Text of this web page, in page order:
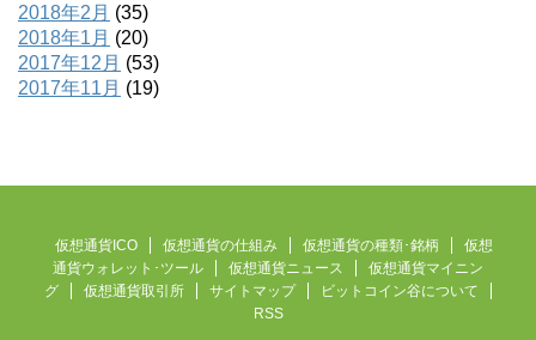
2018年2月 (35)
2018年1月 (20)
2017年12月 (53)
2017年11月 (19)
仮想通貨ICO 仮想通貨の仕組み 仮想通貨の種類･銘柄
仮想
通貨ウォレット･ツール
仮想通貨ニュース
仮想通貨マイニン
グ
仮想通貨取引所 サイトマップ
ビットコイン谷について
RSS